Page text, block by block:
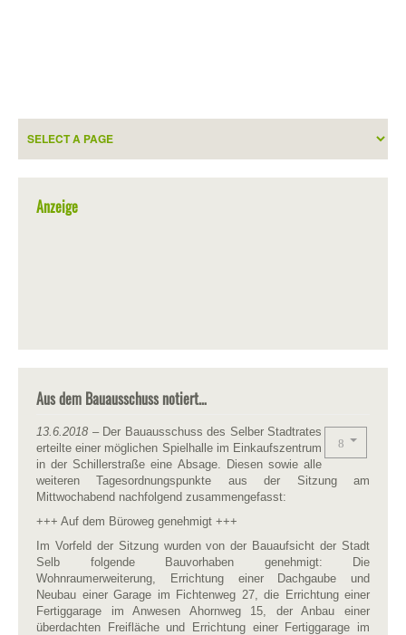
Anzeige
Aus dem Bauausschuss notiert…
13.6.2018 – Der Bauausschuss des Selber Stadtrates
erteilte einer möglichen Spielhalle im Einkaufszentrum
in der Schillerstraße eine Absage. Diesen sowie alle
weiteren Tagesordnungspunkte aus der Sitzung am
Mittwochabend nachfolgend zusammengefasst:
+++ Auf dem Büroweg genehmigt +++
Im Vorfeld der Sitzung wurden von der Bauaufsicht der Stadt
Selb folgende Bauvorhaben genehmigt: Die
Wohnraumerweiterung, Errichtung einer Dachgaube und
Neubau einer Garage im Fichtenweg 27, die Errichtung einer
Fertiggarage im Anwesen Ahornweg 15, der Anbau einer
überdachten Freifläche und Errichtung einer Fertiggarage im